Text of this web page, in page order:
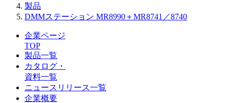
製品
DMMステーション MR8990＋MR8741／8740
企業ページ
TOP
製品一覧
カタログ・
資料一覧
ニュースリリース一覧
企業概要